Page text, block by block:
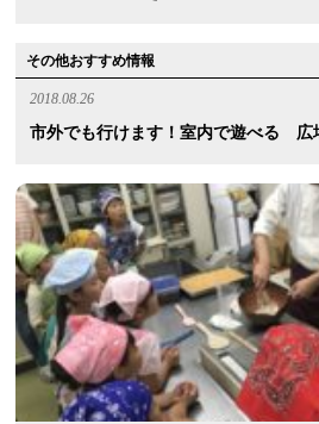
その他おすすめ情報
2018.08.26
市外でも行けます！室内で遊べる